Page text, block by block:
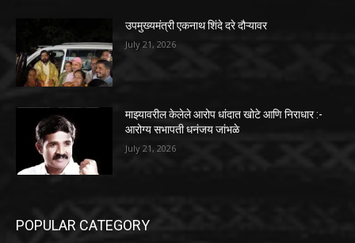
उपमुख्यमंत्री एकनाथ शिंदे दरे दौऱ्यावर
July 21, 2026
माझ्यावरील केलेले आरोप धांदात खोटे आणि निराधार :-
आरोग्य सभापती धनंजय जांभळे
July 21, 2026
POPULAR CATEGORY